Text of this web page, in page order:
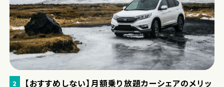
2
【おすすめしない】月額乗り放題カーシェアのメリッ